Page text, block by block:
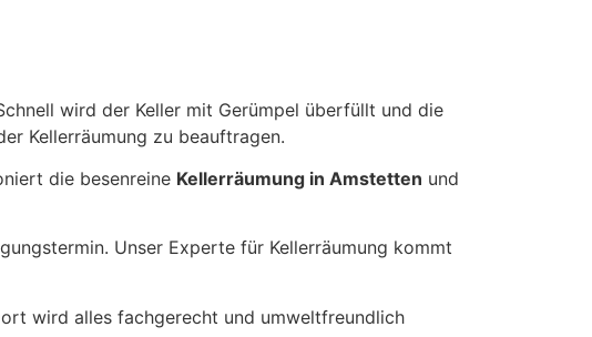
wird der Keller mit Gerümpel überfüllt und die
Kellerräumung zu beauftragen.
die besenreine Kellerräumung in Amstetten und
Unser Experte für Kellerräumung kommt
wird alles fachgerecht und umweltfreundlich